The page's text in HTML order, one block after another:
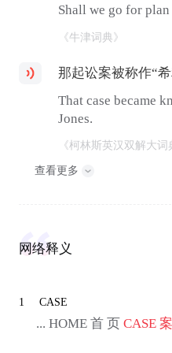
Shall we go for
《牛津词典》
那起讼案被称作“
That case became
Jones.
《柯林斯英汉双解大词
查看更多
网络释义
1 CASE
... HOME 首 页 CASE 案